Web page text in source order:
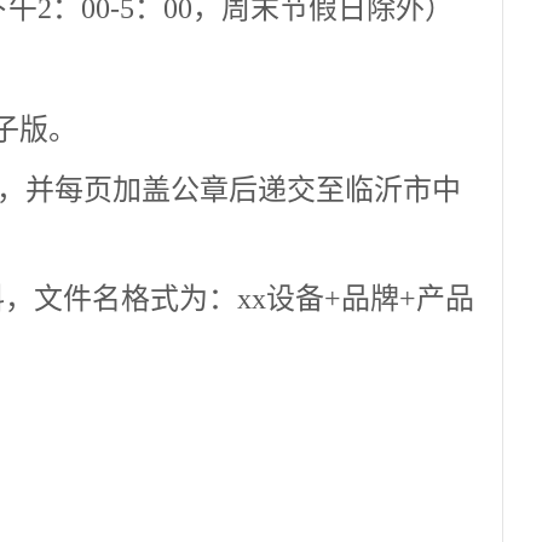
2：00-5：00，周末节假日除外）
。
并每页加盖公章后递交至临沂市中
文件名格式为：xx设备+品牌+产品